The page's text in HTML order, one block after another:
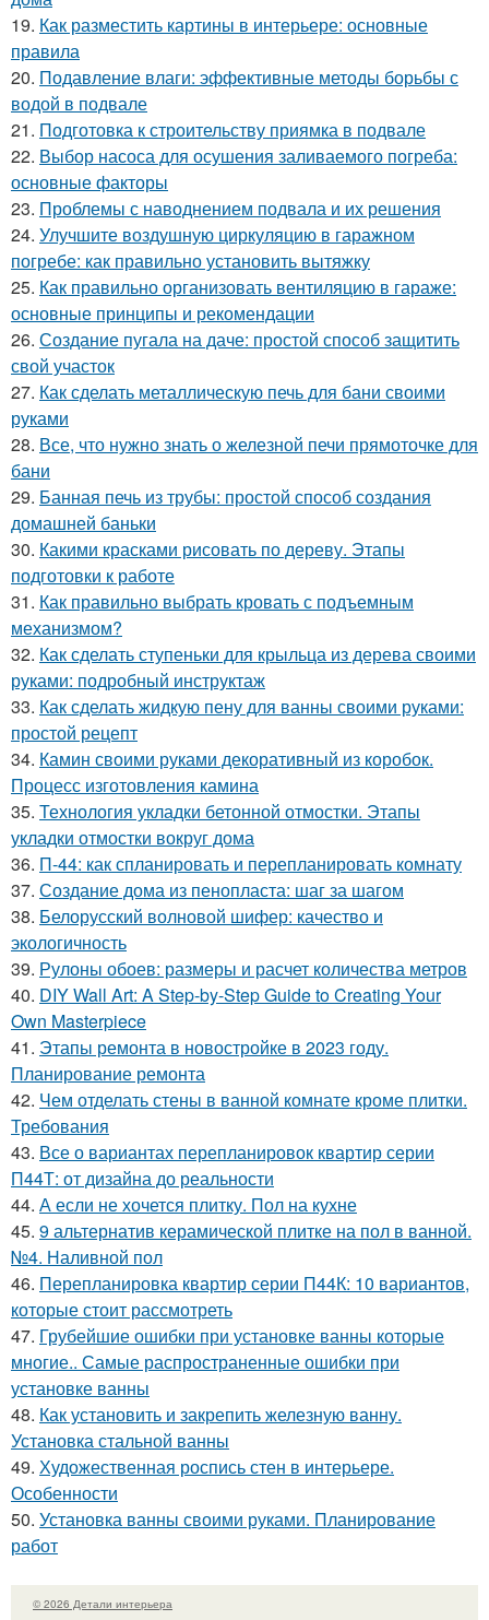
19. Как разместить картины в интерьере: основные
правила
20. Подавление влаги: эффективные методы борьбы с
водой в подвале
21. Подготовка к строительству приямка в подвале
22. Выбор насоса для осушения заливаемого погреба:
основные факторы
23. Проблемы с наводнением подвала и их решения
24. Улучшите воздушную циркуляцию в гаражном
погребе: как правильно установить вытяжку
25. Как правильно организовать вентиляцию в гараже:
основные принципы и рекомендации
26. Создание пугала на даче: простой способ защитить
свой участок
27. Как сделать металлическую печь для бани своими
руками
28. Все, что нужно знать о железной печи прямоточке для
бани
29. Банная печь из трубы: простой способ создания
домашней баньки
30. Какими красками рисовать по дереву. Этапы
подготовки к работе
31. Как правильно выбрать кровать с подъемным
механизмом?
32. Как сделать ступеньки для крыльца из дерева своими
руками: подробный инструктаж
33. Как сделать жидкую пену для ванны своими руками:
простой рецепт
34. Камин своими руками декоративный из коробок.
Процесс изготовления камина
35. Технология укладки бетонной отмостки. Этапы
укладки отмостки вокруг дома
36. П-44: как спланировать и перепланировать комнату
37. Создание дома из пенопласта: шаг за шагом
38. Белорусский волновой шифер: качество и
экологичность
39. Рулоны обоев: размеры и расчет количества метров
40. DIY Wall Art: A Step-by-Step Guide to Creating Your
Own Masterpiece
41. Этапы ремонта в новостройке в 2023 году.
Планирование ремонта
42. Чем отделать стены в ванной комнате кроме плитки.
Требования
43. Все о вариантах перепланировок квартир серии
П44Т: от дизайна до реальности
44. А если не хочется плитку. Пол на кухне
45. 9 альтернатив керамической плитке на пол в ванной.
№4. Наливной пол
46. Перепланировка квартир серии П44К: 10 вариантов,
которые стоит рассмотреть
47. Грубейшие ошибки при установке ванны которые
многие.. Самые распространенные ошибки при
установке ванны
48. Как установить и закрепить железную ванну.
Установка стальной ванны
49. Художественная роспись стен в интерьере.
Особенности
50. Установка ванны своими руками. Планирование
работ
© 2026 Детали интерьера